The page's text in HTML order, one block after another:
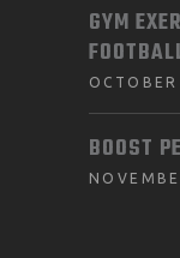
GYM
BOOST